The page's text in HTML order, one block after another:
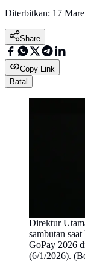
Diterbitkan: 17
Share
Copy Link
Batal
Direktur
sambutan
GoPay 2026
(6/1/2026).